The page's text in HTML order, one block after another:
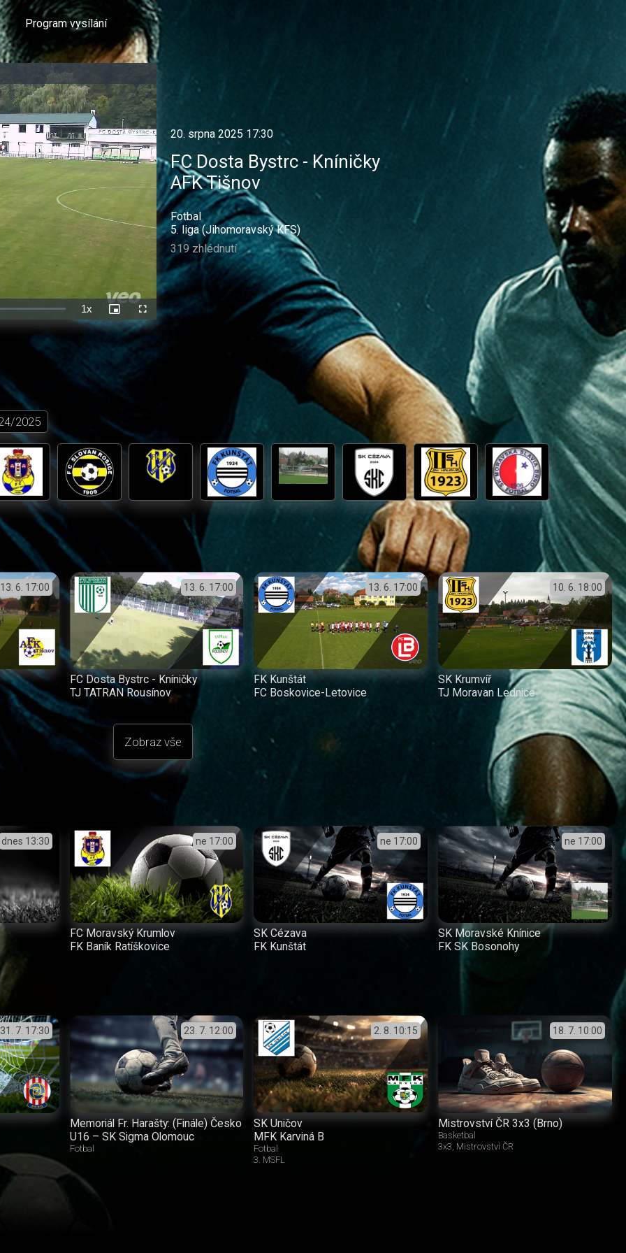
Program vysílání
1xRychlost
přehrávání
Picture-
in-
Picture
Celá
obrazovka
20. srpna 2025 17:30
FC Dosta Bystrc - Kníničky
AFK Tišnov
Fotbal
5. liga (Jihomoravský KFS)
319 zhlédnutí
2025
13. 6. 17:00 13. 6. 17:00
FC Dosta Bystrc - Kníničky
TJ TATRAN Rousínov
13. 6. 17:00
FK Kunštát
FC Boskovice-Letovice
10. 6. 18:00
SK Krumvíř
TJ Moravan Lednice
Zobraz vše
dnes 13:30 ne 17:00
FC Moravský Krumlov
FK Baník Ratíškovice
ne 17:00
SK Cézava
FK Kunštát
ne 17:00
SK Moravské Knínice
FK SK Bosonohy
31. 7. 17:30 23. 7. 12:00
Memoriál Fr. Harašty: (Finále) Česko
U16 – SK Sigma Olomouc
Fotbal
2. 8. 10:15
SK Uničov
MFK Karviná B
Fotbal
3. MSFL
18. 7. 10:00
Mistrovství ČR 3x3 (Brno)
Basketbal
3x3 Mistrovství ČR